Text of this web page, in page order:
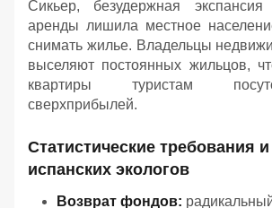
Сикьер, безудержная экспансия
аренды лишила местное
снимать жилье. Владельцы
выселяют постоянных жильцов,
квартиры туристам
сверхприбылей.
Статистические требования
испанских экологов
Возврат фондов: